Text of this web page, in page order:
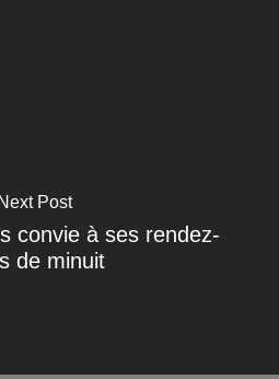
Next Post
convie à ses rendez-
de minuit